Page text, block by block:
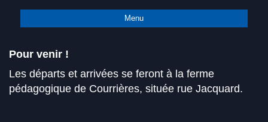
Menu
Pour venir !
Les départs et arrivées se feront à la ferme
pédagogique de Courrières, située rue Jacquard.